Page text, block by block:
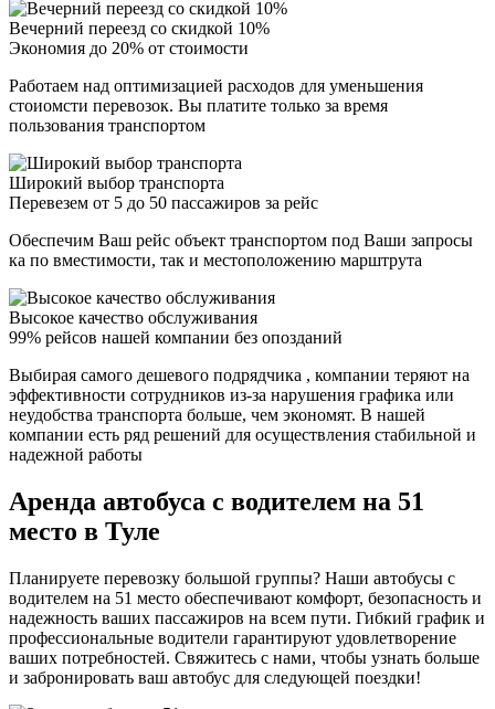
Вечерний переезд со скидкой 10%
Экономия до 20% от стоимости
Работаем над оптимизацией расходов для уменьшения
стоиомсти перевозок. Вы платите только за время
пользования транспортом
Широкий выбор транспорта
Перевезем от 5 до 50 пассажиров за рейс
Обеспечим Ваш рейс объект транспортом под Ваши запросы
ка по вместимости, так и местоположению марштрута
Высокое качество обслуживания
99% рейсов нашей компании без опозданий
Выбирая самого дешевого подрядчика , компании теряют на
эффективности сотрудников из-за нарушения графика или
неудобства транспорта больше, чем экономят. В нашей
компании есть ряд решений для осуществления стабильной и
надежной работы
Аренда автобуса с водителем на 51
место в Туле
Планируете перевозку большой группы? Наши автобусы с
водителем на 51 место обеспечивают комфорт, безопасность и
надежность ваших пассажиров на всем пути. Гибкий график и
профессиональные водители гарантируют удовлетворение
ваших потребностей. Свяжитесь с нами, чтобы узнать больше
и забронировать ваш автобус для следующей поездки!